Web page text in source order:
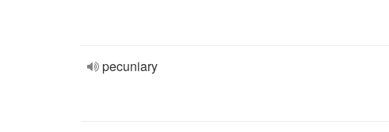
pecuniary